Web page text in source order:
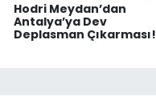
Hodri Meydan’dan
Antalya’ya Dev
Deplasman Çıkarması!